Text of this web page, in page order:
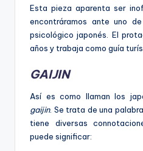
Esta pieza aparenta ser
encontráramos ante uno
psicológico japonés. El
años y trabaja como guía
GAIJIN
Así es como llaman los
gaijin. Se trata de una
tiene diversas
puede significar: